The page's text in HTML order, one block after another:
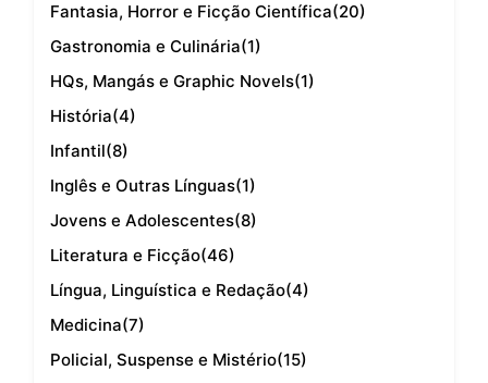
Fantasia, Horror e Ficção Científica(20)
Gastronomia e Culinária(1)
HQs, Mangás e Graphic Novels(1)
História(4)
Infantil(8)
Inglês e Outras Línguas(1)
Jovens e Adolescentes(8)
Literatura e Ficção(46)
Língua, Linguística e Redação(4)
Medicina(7)
Policial, Suspense e Mistério(15)